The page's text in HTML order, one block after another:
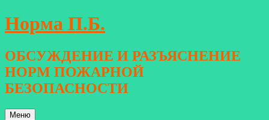
Перейти
к
Норма П.Б.
ОБСУЖДЕНИЕ И РАЗЪЯСНЕНИЕ
НОРМ ПОЖАРНОЙ
БЕЗОПАСНОСТИ
Меню